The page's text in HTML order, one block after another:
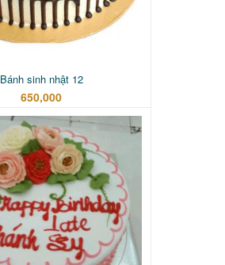
Bánh sinh nhật 12
650,000